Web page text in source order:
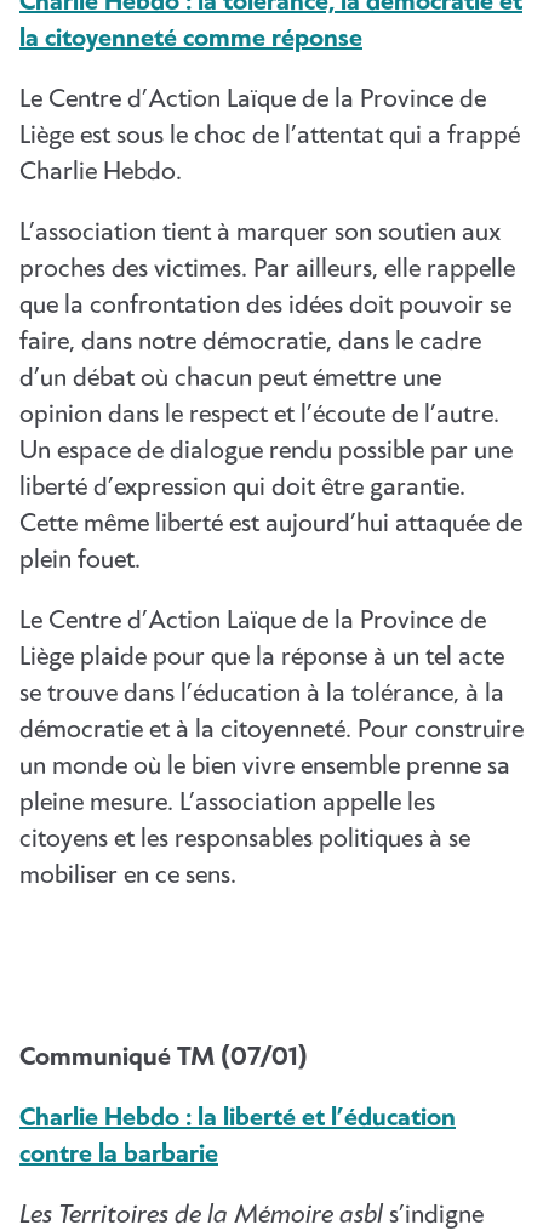
la citoyenneté comme réponse
Le Centre d’Action Laïque de la Province de
Liège est sous le choc de l’attentat qui a frappé
Charlie Hebdo.
L’association tient à marquer son soutien aux
proches des victimes. Par ailleurs, elle rappelle
que la confrontation des idées doit pouvoir se
faire, dans notre démocratie, dans le cadre
d’un débat où chacun peut émettre une
opinion dans le respect et l’écoute de l’autre.
Un espace de dialogue rendu possible par une
liberté d’expression qui doit être garantie.
Cette même liberté est aujourd’hui attaquée de
plein fouet.
Le Centre d’Action Laïque de la Province de
Liège plaide pour que la réponse à un tel acte
se trouve dans l’éducation à la tolérance, à la
démocratie et à la citoyenneté. Pour construire
un monde où le bien vivre ensemble prenne sa
pleine mesure. L’association appelle les
citoyens et les responsables politiques à se
mobiliser en ce sens.
Communiqué TM (07/01)
Charlie Hebdo : la liberté et l’éducation
contre la barbarie
Les Territoires de la Mémoire asbl s’indigne